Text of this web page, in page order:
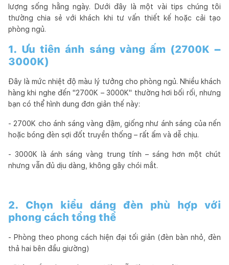
lượng sống hằng ngày. Dưới đây là một vài tips chúng tôi
thường chia sẻ với khách khi tư vấn thiết kế hoặc cải tạo
phòng ngủ.
1. Ưu tiên ánh sáng vàng ấm (2700K –
3000K)
Đây là mức nhiệt độ màu lý tưởng cho phòng ngủ. Nhiều khách
hàng khi nghe đến "2700K – 3000K" thường hơi bối rối, nhưng
bạn có thể hình dung đơn giản thế này:
- 2700K cho ánh sáng vàng đậm, giống như ánh sáng của nến
hoặc bóng đèn sợi đốt truyền thống – rất ấm và dễ chịu.
- 3000K là ánh sáng vàng trung tính – sáng hơn một chút
nhưng vẫn đủ dịu dàng, không gây chói mắt.
2. Chọn kiểu dáng đèn phù hợp với
phong cách tổng thể
- Phòng theo phong cách hiện đại tối giản (đèn bàn nhỏ, đèn
thả hai bên đầu giường)